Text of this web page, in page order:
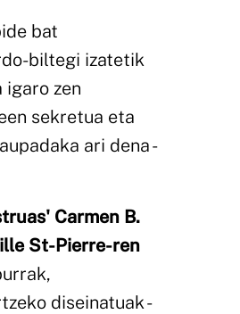
bat
biltegi izatetik
zen
sekretua eta
ari dena -
Carmen B.
St-Pierre-ren
diseinatuak -